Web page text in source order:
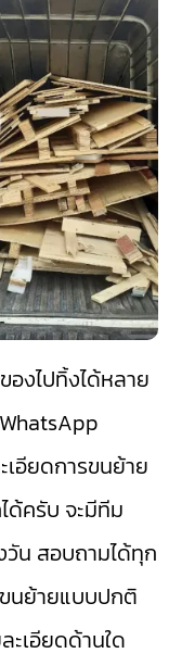
งไปทิ้งได้หลาย
เอียดการขนย้าย
ด้ครับ จะมีทีม
น สอบถามได้ทุก
นย้ายแบบปกติ
เอียดด้านใด